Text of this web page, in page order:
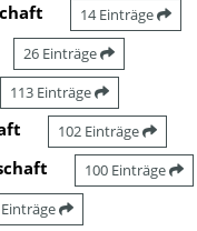
14 Einträge
26 Einträge
113 Einträge
102 Einträge
100 Einträge